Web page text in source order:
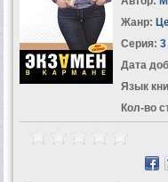
Жанр:
Серия: 3
Дата
Язык
Кол-во